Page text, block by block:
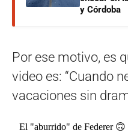
y Córdoba
Por ese motivo, es
video es: “Cuando
vacaciones sin
El "aburrido" de Federer 🙃